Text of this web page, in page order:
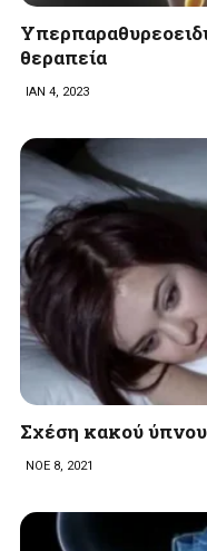
θεραπεία
ΙΑΝ 4, 2023
Σχέση κακού
ΝΟΕ 8, 2021